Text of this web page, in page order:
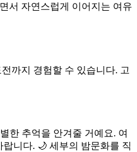
서 자연스럽게 이어지는 여유
까지 경험할 수 있습니다. 고
한 추억을 안겨줄 거예요. 여
니다. 🌙 세부의 밤문화를 직